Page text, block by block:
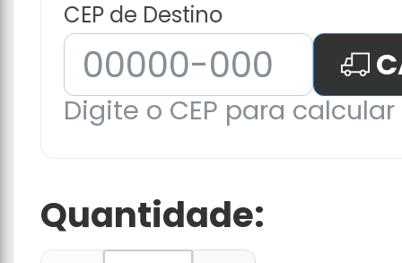
CEP de Destino
Digite o CEP para
Quantidade: